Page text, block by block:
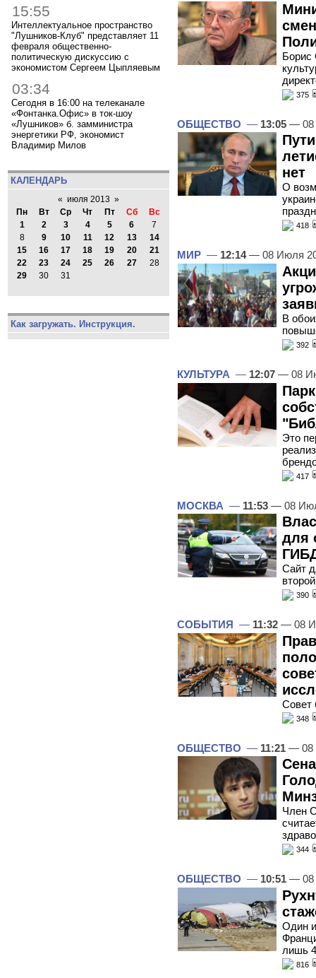
15:55
Интеллектуальное пространство
"Лушников-Клуб" представляет 11
февраля общественно-
политическую дискуссию с
экономистом Сергеем Цыпляевым
03:34
Сегодня в 16:00 на телеканале
«Фонтанка.Офис» в ток-шоу
«Лушников» б. замминистра
энергетики РФ, экономист
Владимир Милов
КАЛЕНДАРЬ
« июля 2013 »
Пн
Вт Ср Чт Пт Сб
Вс
1
2 3 4 5 6
7
8
9 10 11 12 13
14
15
16 17 18 19 20
21
22
23 24 25 26 27
28
29
30 31
Как загружать. Инструкция.
Борис
375
ОБЩЕСТВО — 13:05 — 08
нет
О
418
МИР — 12:14— 08 Июля
В
392
КУЛЬТУРА — 12:07 — 08
Это
417
МОСКВА — 11:53 — 08
для
Cайт
390
СОБЫТИЯ — 11:32 — 08
Совет
348
ОБЩЕСТВО — 11:21 — 08
Член
344
ОБЩЕСТВО — 10:51 — 08
Один
лишь
816